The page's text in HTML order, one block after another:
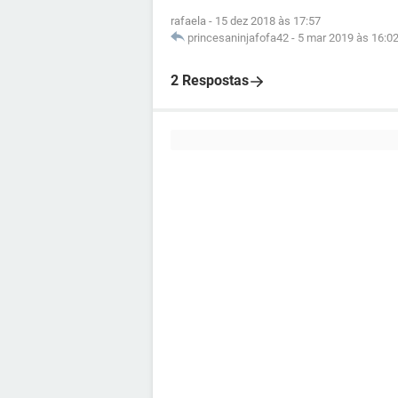
rafaela - 15 dez 2018 às 17:57
princesaninjafofa42 - 5 mar 2019 às 16:02
2 Respostas